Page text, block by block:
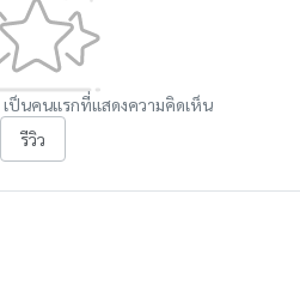
ป็นคนแรกที่แสดงความคิดเห็น
รีวิว